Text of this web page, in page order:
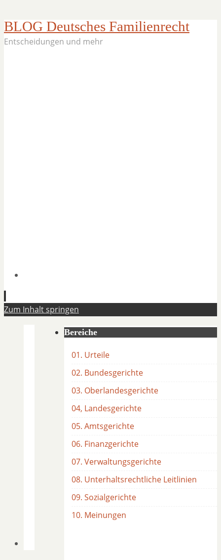
BLOG Deutsches Familienrecht
Entscheidungen und mehr
Zum Inhalt springen
Bereiche
01. Urteile
02. Bundesgerichte
03. Oberlandesgerichte
04, Landesgerichte
05. Amtsgerichte
06. Finanzgerichte
07. Verwaltungsgerichte
08. Unterhaltsrechtliche Leitlinien
09. Sozialgerichte
10. Meinungen